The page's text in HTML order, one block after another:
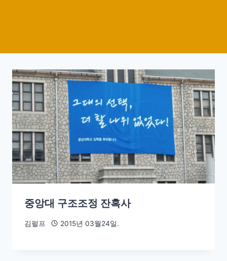
중앙대 구조조정 잔혹사
김펄프 2015년 03월24일.